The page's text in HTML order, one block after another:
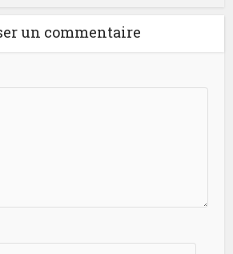
un commentaire